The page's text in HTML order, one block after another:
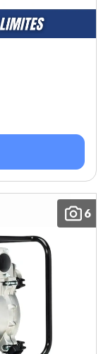
6